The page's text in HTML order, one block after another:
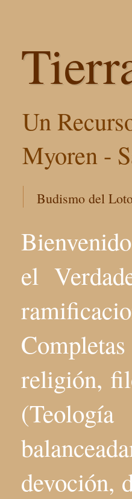
Un
Myoren -
Budismo del
el
religión,
devoción,